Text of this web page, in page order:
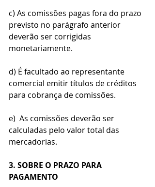
c) As comissões pagas fora do prazo
previsto no parágrafo anterior
deverão ser corrigidas
monetariamente.
d) É facultado ao representante
comercial emitir títulos de créditos
para cobrança de comissões.
e)  As comissões deverão ser
calculadas pelo valor total das
mercadorias.
3. SOBRE O PRAZO PARA
PAGAMENTO